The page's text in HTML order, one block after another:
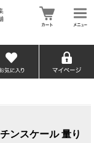
ンスケール 量り